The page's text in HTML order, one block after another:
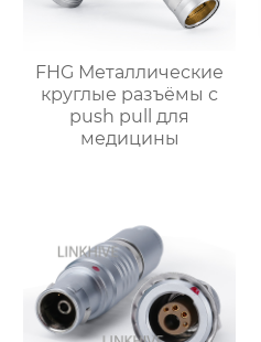
FHG Металлические
круглые разъёмы с
push pull для
медицины